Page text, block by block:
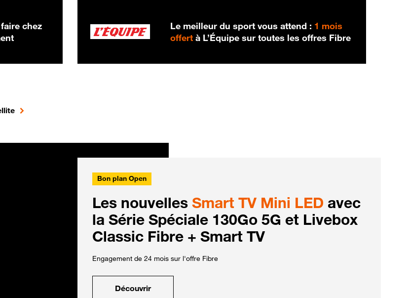
chez
Le meilleur du sport vous attend : 1 mois
offert à L’Équipe sur toutes les offres Fibre
Bon plan Open
Les nouvelles Smart TV Mini LED avec
la Série Spéciale 130Go 5G et Livebox
Classic Fibre + Smart TV
Engagement de 24 mois sur l'offre Fibre
Découvrir